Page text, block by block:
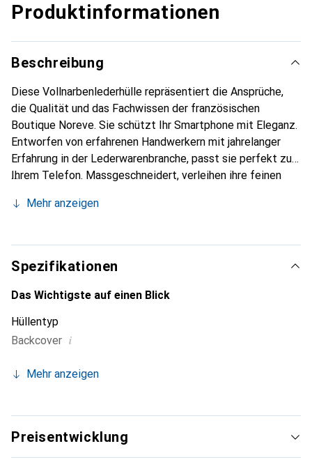
Produktinformationen
Beschreibung
Diese Vollnarbenlederhülle repräsentiert die Ansprüche,
die Qualität und das Fachwissen der französischen
Boutique Noreve. Sie schützt Ihr Smartphone mit Eleganz.
Entworfen von erfahrenen Handwerkern mit jahrelanger
Erfahrung in der Lederwarenbranche, passt sie perfekt zu
Ihrem Telefon. Massgeschneidert, verleihen ihre feinen
und unverzichtbaren Accessoire für Ihr Smartphone. Die
Produkte anerkannt und eine zuverlässige Wahl für eine
anspruchsvolle Kundschaft.
Mehr anzeigen
Spezifikationen
Das Wichtigste auf einen Blick
Hüllentyp
Backcover i
Mehr anzeigen
Preisentwicklung